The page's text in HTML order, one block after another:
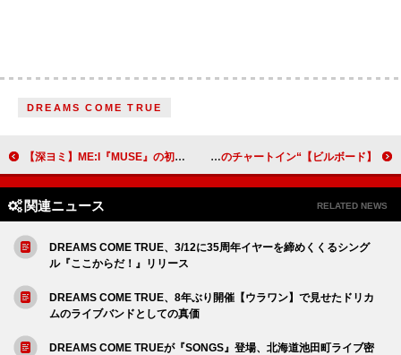
DREAMS COME TRUE
【深ヨミ】ME:I『MUSE』の初週販売動向を過去作と比較調査＜4/30修正＞ 【ビルボード】“ニコニコ VOCALOID SONGS TOP20”、雨良 Amala「ダイダイダイダイダイキライ」3連覇 ツミキ「フォニイ」通算100週目のチャートイン
関連ニュース RELATED NEWS
DREAMS COME TRUE、3/12に35周年イヤーを締めくくるシング
ル『ここからだ！』リリース
DREAMS COME TRUE、8年ぶり開催【ウラワン】で見せたドリカ
ムのライブバンドとしての真価
DREAMS COME TRUEが『SONGS』登場、北海道池田町ライブ密